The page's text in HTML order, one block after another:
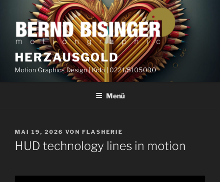
springen
HERZAUSGOLD
Motion Graphics Design | Köln | 0221/5105090
Menü
VERÖFFENTLICHT
AM
MAI 19, 2026 VON FLASHERIE
HUD technology lines in motion